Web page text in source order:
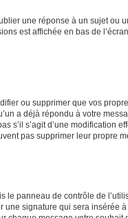
une réponse à un sujet ou
est affichée en bas de
ou supprimer que vos
a déjà répondu à votre
s’il s’agit d’une
pas supprimer leur propre
panneau de contrôle de
signature qui sera